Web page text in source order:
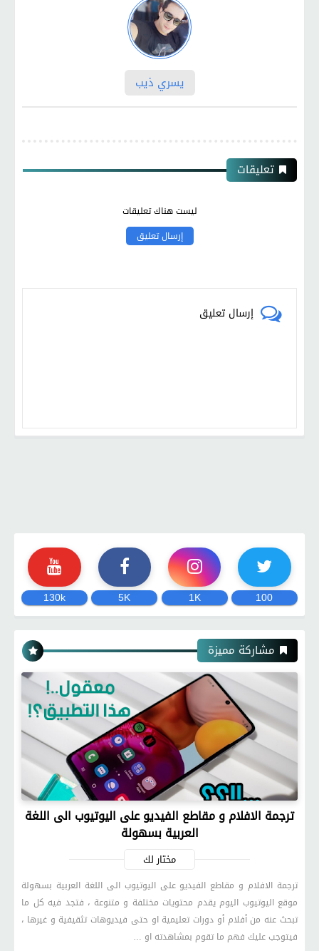
يسري ذيب
تعليقات
ليست هناك تعليقات
إرسال تعليق
إرسال تعليق
100
1K
5K
130k
مشاركة مميزة
ترجمة الافلام و مقاطع الفيديو على اليوتيوب الى اللغة
العربية بسهولة
مختار لك
ترجمة الافلام و مقاطع الفيديو على اليوتيوب الى اللغة العربية بسهولة
موقع اليوتيوب اليوم يقدم محتويات مختلفة و متنوعة ، فتجد فيه كل ما
تبحث عنه من أفلام أو دورات تعليمية او حتى فيديوهات تثقيفية و غيرها ،
فيتوجب عليك فهم ما تقوم بمشاهدته او …